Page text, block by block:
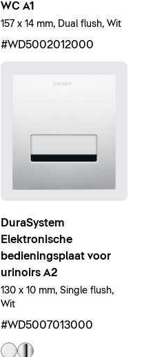
WC A1
157 x 14 mm, Dual flush, Wit
#WD5002012000
DuraSystem
Elektronische
bedieningsplaat voor
urinoirs A2
130 x 10 mm, Single flush,
Wit
#WD5007013000